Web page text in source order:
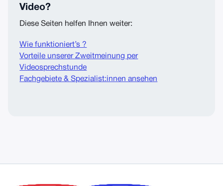
Video?
Diese Seiten helfen Ihnen weiter:
Wie funktioniert’s ?
Vorteile unserer Zweitmeinung per
Videosprechstunde
Fachgebiete & Spezialist:innen ansehen